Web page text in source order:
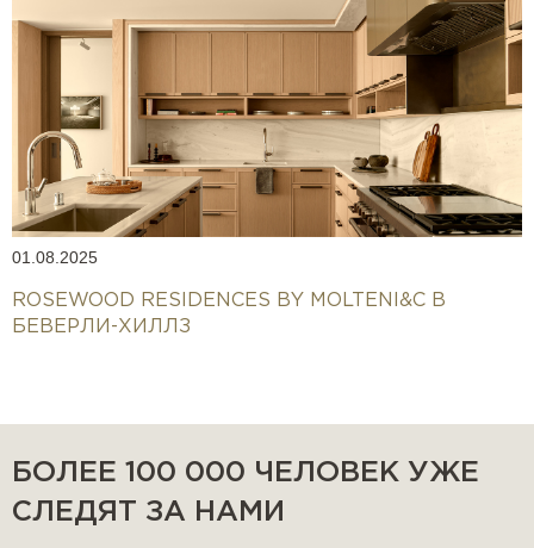
01.08.2025
ROSEWOOD RESIDENCES BY MOLTENI&C В
БЕВЕРЛИ-ХИЛЛЗ
БОЛЕЕ 100 000 ЧЕЛОВЕК УЖЕ
СЛЕДЯТ ЗА НАМИ